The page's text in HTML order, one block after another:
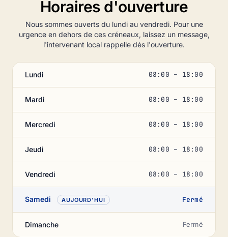
Horaires d'ouverture
Nous sommes ouverts du lundi au vendredi. Pour une
urgence en dehors de ces créneaux, laissez un message,
l'intervenant local rappelle dès l'ouverture.
Lundi 08:00 – 18:00
Mardi 08:00 – 18:00
Mercredi 08:00 – 18:00
Jeudi 08:00 – 18:00
Vendredi 08:00 – 18:00
Samedi AUJOURD'HUI Fermé
Dimanche Fermé